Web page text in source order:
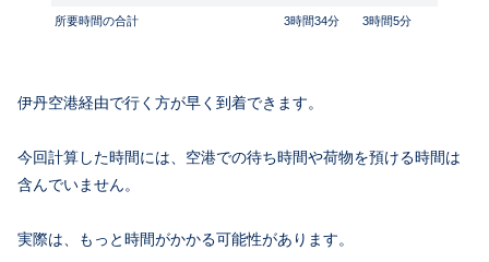
所要時間の合計 3時間34分 3時間5分
伊丹空港経由で行く方が早く到着できます。
今回計算した時間には、空港での待ち時間や荷物を預ける時間は
含んでいません。
実際は、もっと時間がかかる可能性があります。